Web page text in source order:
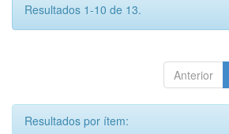
Resultados 1-10 de 13.
Anterior
Resultados por ítem: